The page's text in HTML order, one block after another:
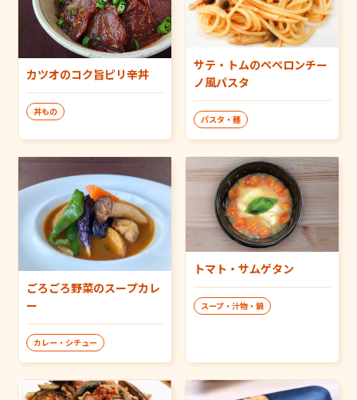
カツオのコク旨ピリ辛丼
丼もの
サテ・トムのペペロンチー
ノ風パスタ
パスタ・麺
ごろごろ野菜のスープカレ
ー
カレー・シチュー
トマト・サムゲタン
スープ・汁物・鍋